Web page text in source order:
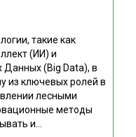
такие как
(ИИ) и
(Big Data), в
из ключевых ролей в
лесными
методы
и...